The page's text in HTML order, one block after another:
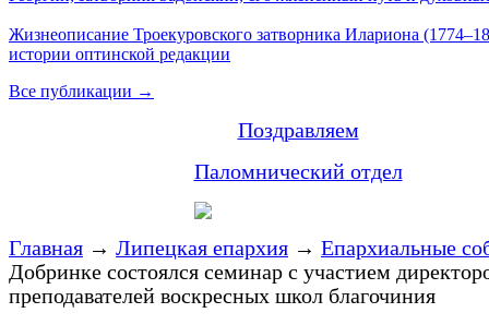
Жизнеописание Троекуровского затворника Илариона
истории оптинской редакции
Все публикации →
Поздравляем
Паломнический отдел
Главная → Липецкая епархия → Епархиальные
Добринке состоялся семинар с участием
преподавателей воскресных школ благочиния